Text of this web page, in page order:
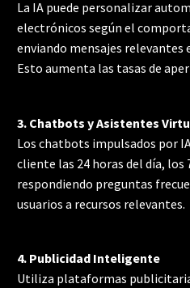
La IA puede personalizar
electrónicos según el
enviando mensajes relevantes
Esto aumenta las tasas de
3. Chatbots y Asistentes
Los chatbots impulsados por
cliente las 24 horas del día, los
respondiendo preguntas
usuarios a recursos relevantes.
4. Publicidad Inteligente
Utiliza plataformas